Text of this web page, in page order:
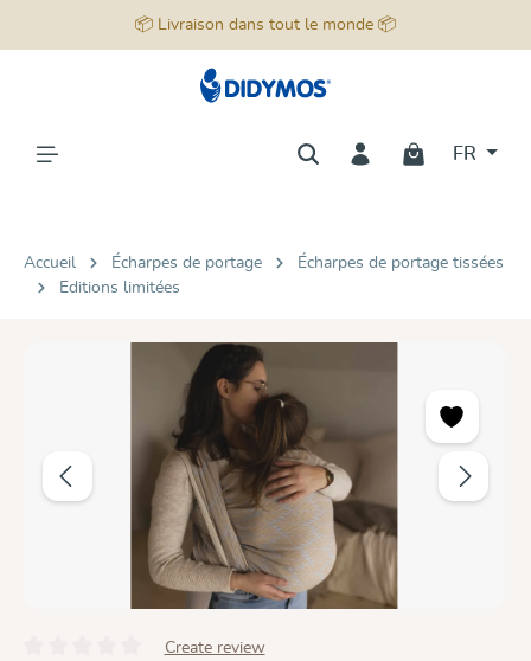
📦 Livraison dans tout le monde 📦
FR
Accueil Écharpes de portage
Écharpes de portage tissées
Editions limitées
Ignorer la galerie d'images
Create review